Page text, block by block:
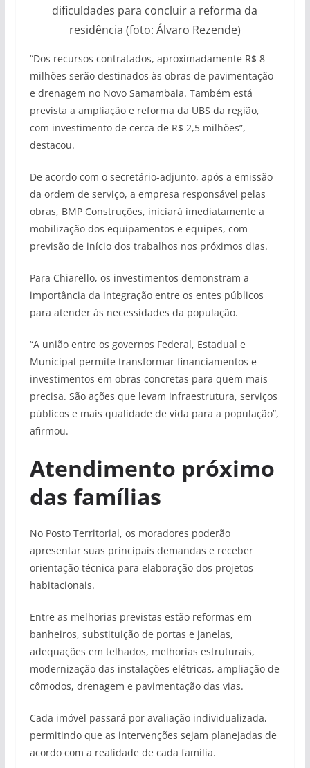
dificuldades para concluir a reforma da
residência (foto: Álvaro Rezende)
“Dos recursos contratados, aproximadamente R$ 8
milhões serão destinados às obras de pavimentação
e drenagem no Novo Samambaia. Também está
prevista a ampliação e reforma da UBS da região,
com investimento de cerca de R$ 2,5 milhões”,
destacou.
De acordo com o secretário-adjunto, após a emissão
da ordem de serviço, a empresa responsável pelas
obras, BMP Construções, iniciará imediatamente a
mobilização dos equipamentos e equipes, com
previsão de início dos trabalhos nos próximos dias.
Para Chiarello, os investimentos demonstram a
importância da integração entre os entes públicos
para atender às necessidades da população.
“A união entre os governos Federal, Estadual e
Municipal permite transformar financiamentos e
investimentos em obras concretas para quem mais
precisa. São ações que levam infraestrutura, serviços
públicos e mais qualidade de vida para a população”,
afirmou.
Atendimento próximo
das famílias
No Posto Territorial, os moradores poderão
apresentar suas principais demandas e receber
orientação técnica para elaboração dos projetos
habitacionais.
Entre as melhorias previstas estão reformas em
banheiros, substituição de portas e janelas,
adequações em telhados, melhorias estruturais,
modernização das instalações elétricas, ampliação de
cômodos, drenagem e pavimentação das vias.
Cada imóvel passará por avaliação individualizada,
permitindo que as intervenções sejam planejadas de
acordo com a realidade de cada família.